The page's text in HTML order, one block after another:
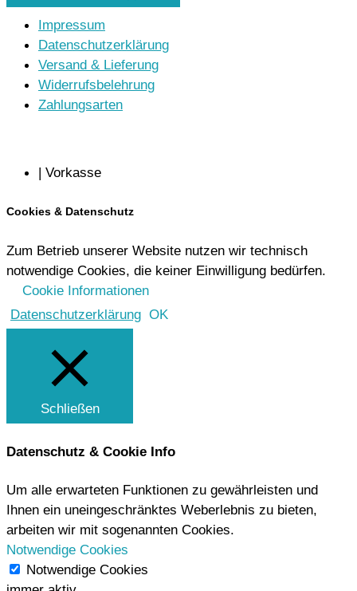
Impressum
Datenschutzerklärung
Versand & Lieferung
Widerrufsbelehrung
Zahlungsarten
| Vorkasse
Cookies & Datenschutz
Zum Betrieb unserer Website nutzen wir technisch
notwendige Cookies, die keiner Einwilligung bedürfen.
Cookie Informationen
Datenschutzerklärung OK
Schließen
Datenschutz & Cookie Info
Um alle erwarteten Funktionen zu gewährleisten und
Ihnen ein uneingeschränktes Weberlebnis zu bieten,
arbeiten wir mit sogenannten Cookies.
Notwendige Cookies
Notwendige Cookies